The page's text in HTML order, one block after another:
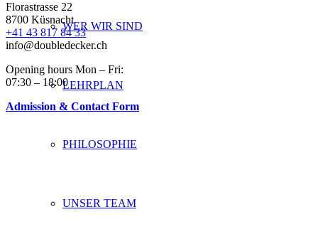
WER WIR SIND
LEHRPLAN
PHILOSOPHIE
UNSER TEAM
Florastrasse 22
8700 Küsnacht
+41 43 817 84 33
info@doubledecker.ch
Opening hours Mon – Fri:
07:30 – 18:00
Admission & Contact Form